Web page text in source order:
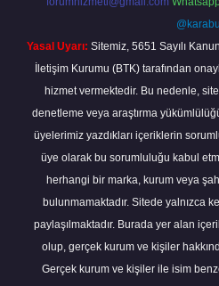
@karabul
Yasal Uyarı: Sitemiz, 5651 Sayılı
İletişim Kurumu (BTK) tarafından
hizmet vermektedir. Bu nedenle,
denetleme veya araştırma
üyelerimiz yazdıkları içeriklerin
üye olarak bu sorumluluğu kabul
herhangi bir marka, kurum veya
bulunmamaktadır. Sitede yalnızca
paylaşılmaktadır. Burada yer alan
olup, gerçek kurum ve kişiler
Gerçek kurum ve kişiler ile isim